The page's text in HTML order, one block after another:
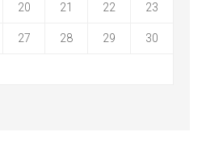
20 21 22 23
27 28 29 30